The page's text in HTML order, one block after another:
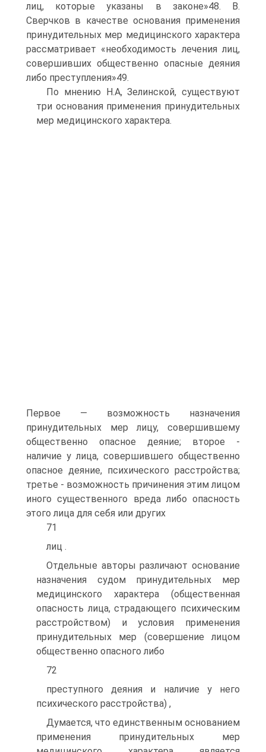
лиц, которые указаны в законе»48. В.
Сверчков в качестве основания применения
принудительных мер медицинского характера
рассматривает «необходимость лечения лиц,
совершивших общественно опасные деяния
либо преступления»49.
По мнению Н.А, Зелинской, существуют
три основания применения принудительных
мер медицинского характера.
Первое — возможность назначения
принудительных мер лицу, совершившему
общественно опасное деяние; второе -
наличие у лица, совершившего общественно
опасное деяние, психического расстройства;
третье - возможность причинения этим лицом
иного существенного вреда либо опасность
этого лица для себя или других
71
лиц .
Отдельные авторы различают основание
назначения судом принудительных мер
медицинского характера (общественная
опасность лица, страдающего психическим
расстройством) и условия применения
принудительных мер (совершение лицом
общественно опасного либо
72
преступного деяния и наличие у него
психического расстройства) ,
Думается, что единственным основанием
применения принудительных мер